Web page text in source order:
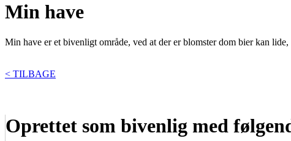
Min have
Min have er et bivenligt område, ved at der er blomster dom bier kan
< TILBAGE
Oprettet som bivenlig med